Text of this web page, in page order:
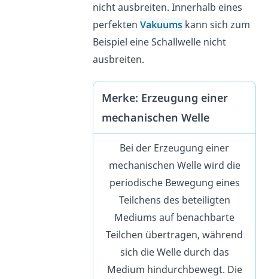
nicht ausbreiten. Innerhalb eines
perfektenVakuums kann sich zum
Beispiel eine Schallwelle nicht
ausbreiten.
Merke: Erzeugung einer
mechanischen Welle
Bei der Erzeugung einer
mechanischen Welle wird die
periodische Bewegung eines
Teilchens des beteiligten
Mediums auf benachbarte
Teilchen übertragen, während
sich die Welle durch das
Medium hindurchbewegt. Die